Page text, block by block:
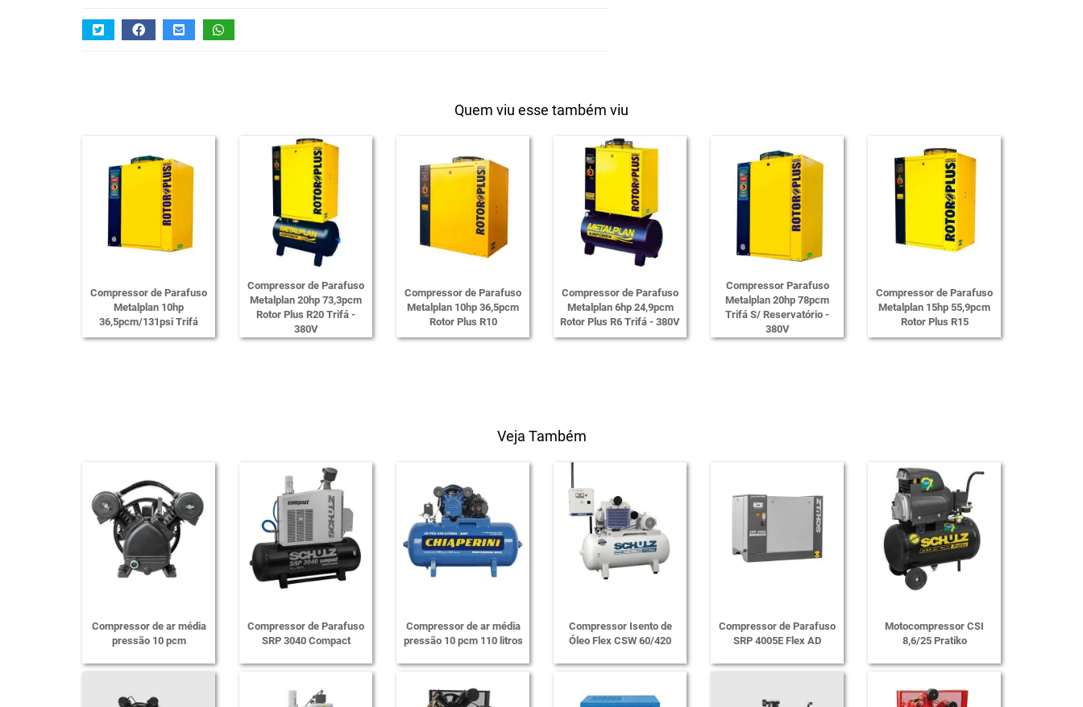
Quem viu esse também viu
Compressor de Parafuso
Metalplan 10hp
36,5pcm/131psi Trifá
Compressor de Parafuso
Metalplan 20hp 73,3pcm
Rotor Plus R20 Trifá -
380V
Compressor de Parafuso
Metalplan 10hp 36,5pcm
Rotor Plus R10
Compressor de Parafuso
Metalplan 6hp 24,9pcm
Rotor Plus R6 Trifá - 380V
Compressor Parafuso
Metalplan 20hp 78pcm
Trifá S/ Reservatório -
380V
Compressor de Parafuso
Metalplan 15hp 55,9pcm
Rotor Plus R15
Veja Também
Compressor de ar média
pressão 10 pcm
Compressor de Parafuso
SRP 3040 Compact
Compressor de ar média
pressão 10 pcm 110 litros
Compressor Isento de
Óleo Flex CSW 60/420
Compressor de Parafuso
SRP 4005E Flex AD
Motocompressor CSI
8,6/25 Pratiko